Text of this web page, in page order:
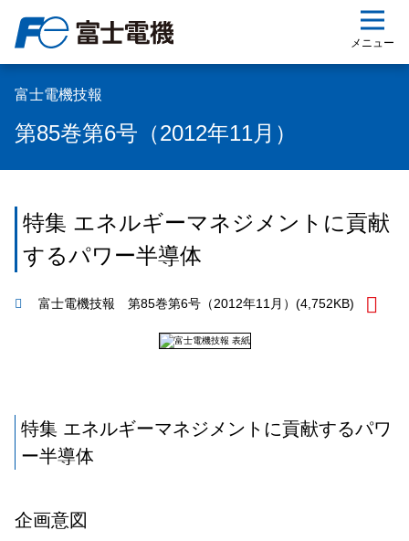
メニュー
富士電機技報
第85巻第6号（2012年11月）
特集 エネルギーマネジメントに貢献
するパワー半導体
富士電機技報 第85巻第6号（2012年11月） (4,752KB)
特集 エネルギーマネジメントに貢献するパワ
ー半導体
企画意図